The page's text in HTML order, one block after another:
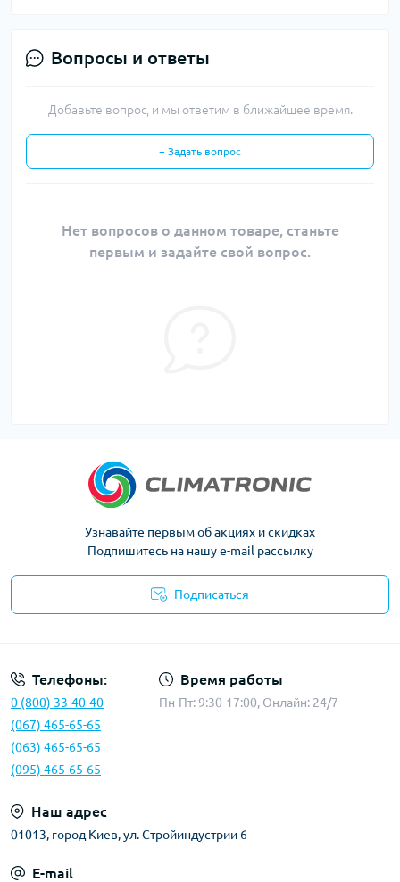
Вопросы и ответы
Добавьте вопрос, и мы ответим в ближайшее время.
+ Задать вопрос
Нет вопросов о данном товаре, станьте
первым и задайте свой вопрос.
Узнавайте первым об акциях и скидках
Подпишитесь на нашу e-mail рассылку
Подписаться
Телефоны:
0 (800) 33-40-40
(067) 465-65-65
(063) 465-65-65
(095) 465-65-65
Время работы
Пн-Пт: 9:30-17:00, Онлайн: 24/7
Наш адрес
01013, город Киев, ул. Стройиндустрии 6
E-mail